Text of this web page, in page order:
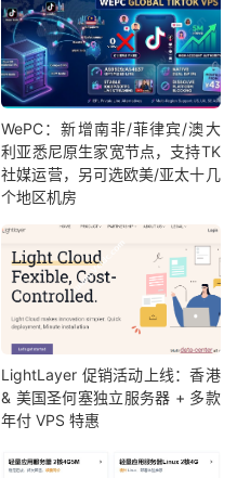
WePC：新增南非/菲律宾/澳大
利亚悉尼原生家宽节点，支持TK
社媒运营，另可选欧美/亚太十几
个地区机房
LightLayer 促销活动上线：香港
& 美国圣何塞独立服务器 + 多款
年付 VPS 特惠